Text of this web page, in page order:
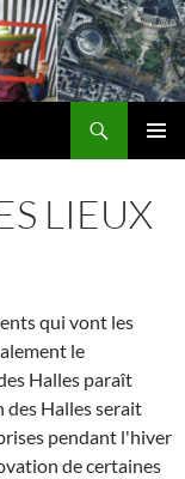
LIEUX
qui vont les
le
Halles paraît
Halles serait
pendant l'hiver
de certaines